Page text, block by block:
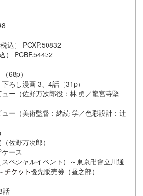
込） PCXP.50832
） PCBP.54432
68p）
ろし漫画 3、4話（31p）
ュー（佐野万次郎役：林 勇／龍宮寺堅
ュー（美術監督：緒続 学／色彩設計：辻
佐野万次郎）
ース
ペシャルイベント）～東京卍會立川通
優先販売券（昼之部）
話